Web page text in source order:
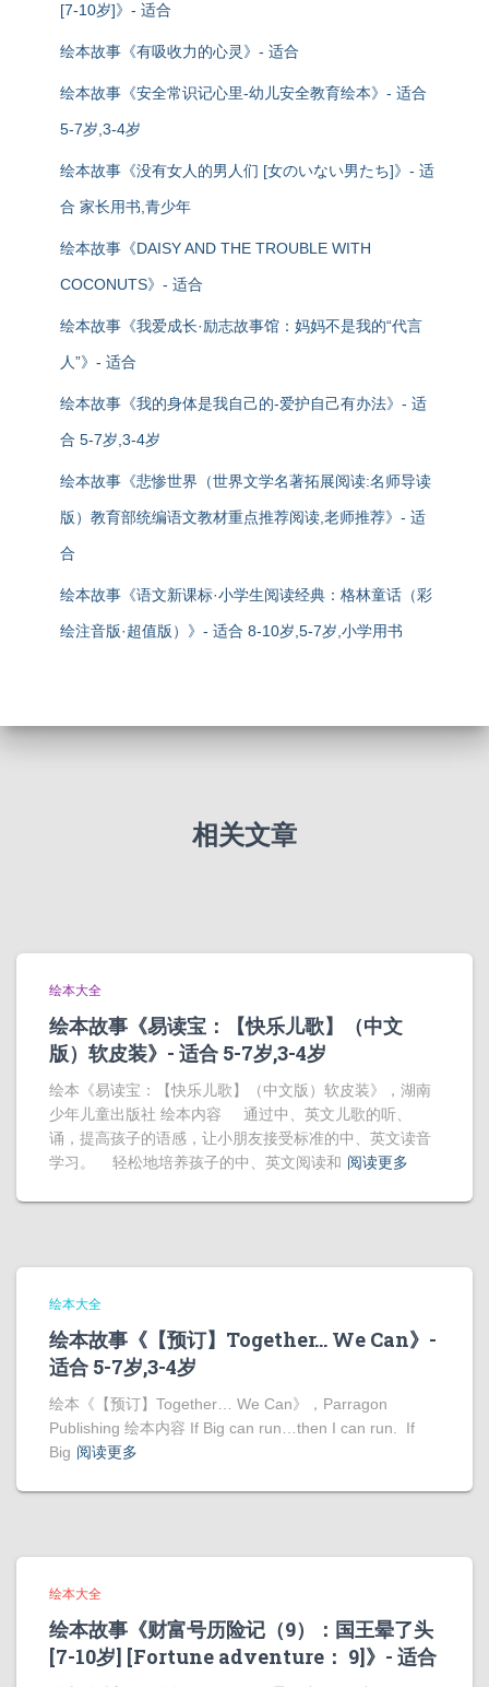
[7-10岁]》- 适合
绘本故事《有吸收力的心灵》- 适合
绘本故事《安全常识记心里-幼儿安全教育绘本》- 适合
5-7岁,3-4岁
绘本故事《没有女人的男人们 [女のいない男たち]》- 适
合 家长用书,青少年
绘本故事《DAISY AND THE TROUBLE WITH
COCONUTS》- 适合
绘本故事《我爱成长·励志故事馆：妈妈不是我的“代言
人”》- 适合
绘本故事《我的身体是我自己的-爱护自己有办法》- 适
合 5-7岁,3-4岁
绘本故事《悲惨世界（世界文学名著拓展阅读:名师导读
版）教育部统编语文教材重点推荐阅读,老师推荐》- 适
合
绘本故事《语文新课标·小学生阅读经典：格林童话（彩
绘注音版·超值版）》- 适合 8-10岁,5-7岁,小学用书
相关文章
绘本大全
绘本故事《易读宝：【快乐儿歌】（中文
版）软皮装》- 适合 5-7岁,3-4岁
绘本《易读宝：【快乐儿歌】（中文版）软皮装》，湖南
少年儿童出版社 绘本内容 通过中、英文儿歌的听、
诵，提高孩子的语感，让小朋友接受标准的中、英文读音
学习。 轻松地培养孩子的中、英文阅读和 阅读更多
绘本大全
绘本故事《【预订】Together… We Can》-
适合 5-7岁,3-4岁
绘本《【预订】Together… We Can》，Parragon
Publishing 绘本内容 If Big can run…then I can run. If
Big 阅读更多
绘本大全
绘本故事《财富号历险记（9）：国王晕了头
[7-10岁] [Fortune adventure： 9]》- 适合